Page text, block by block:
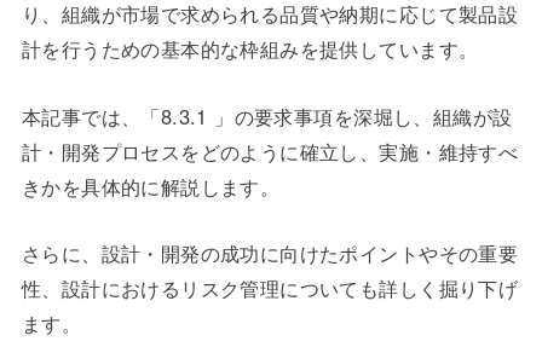
り、組織が市場で求められる品質や納期に応じて製品設
計を行うための基本的な枠組みを提供しています。
本記事では、「8.3.1 」の要求事項を深堀し、組織が設
計・開発プロセスをどのように確立し、実施・維持すべ
きかを具体的に解説します。
さらに、設計・開発の成功に向けたポイントやその重要
性、設計におけるリスク管理についても詳しく掘り下げ
ます。